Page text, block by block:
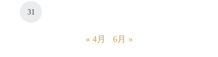
31
« 4月 6月 »